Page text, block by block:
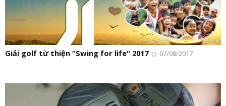
Giải golf từ thiện “Swing for life" 2017 07/08/2017